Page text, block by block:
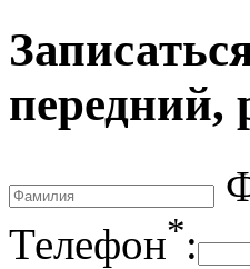
передний,
Телефон*: